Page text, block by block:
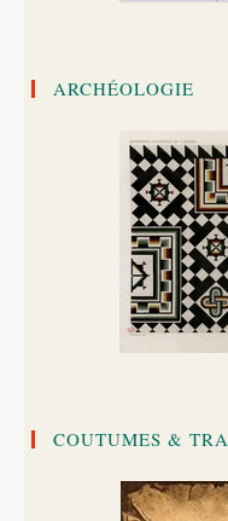
ARCHÉOLOGIE
COUTUMES &